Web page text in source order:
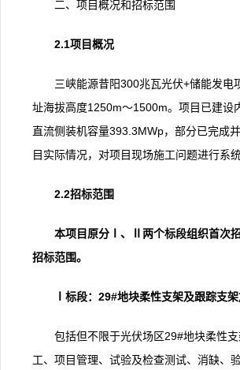
二、项目概况和招标范围
2.1项目概况
三峡能源昔阳300兆瓦光伏+储能发
址海拔高度1250m～1500m。项目已建设
直流侧装机容量393.3MWp，部分已完成
目实际情况，对项目现场施工问题进行系
2.2招标范围
本项目原分Ⅰ、Ⅱ两个标段组织首次
招标范围。
Ⅰ标段： 29#地块柔性支架及跟踪支架
包括但不限于光伏场区29#地块柔性
工、项目管理、试验及检查测试、消缺、